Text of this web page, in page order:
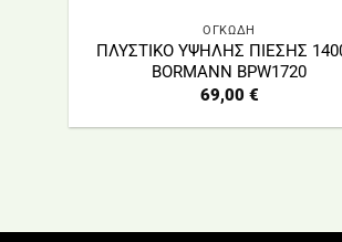
ΟΓΚΩΔΗ
ΠΛΥΣΤΙΚΟ ΥΨΗΛΗΣ ΠΙΕΣΗΣ
BORMANN BPW1720
69,00 €